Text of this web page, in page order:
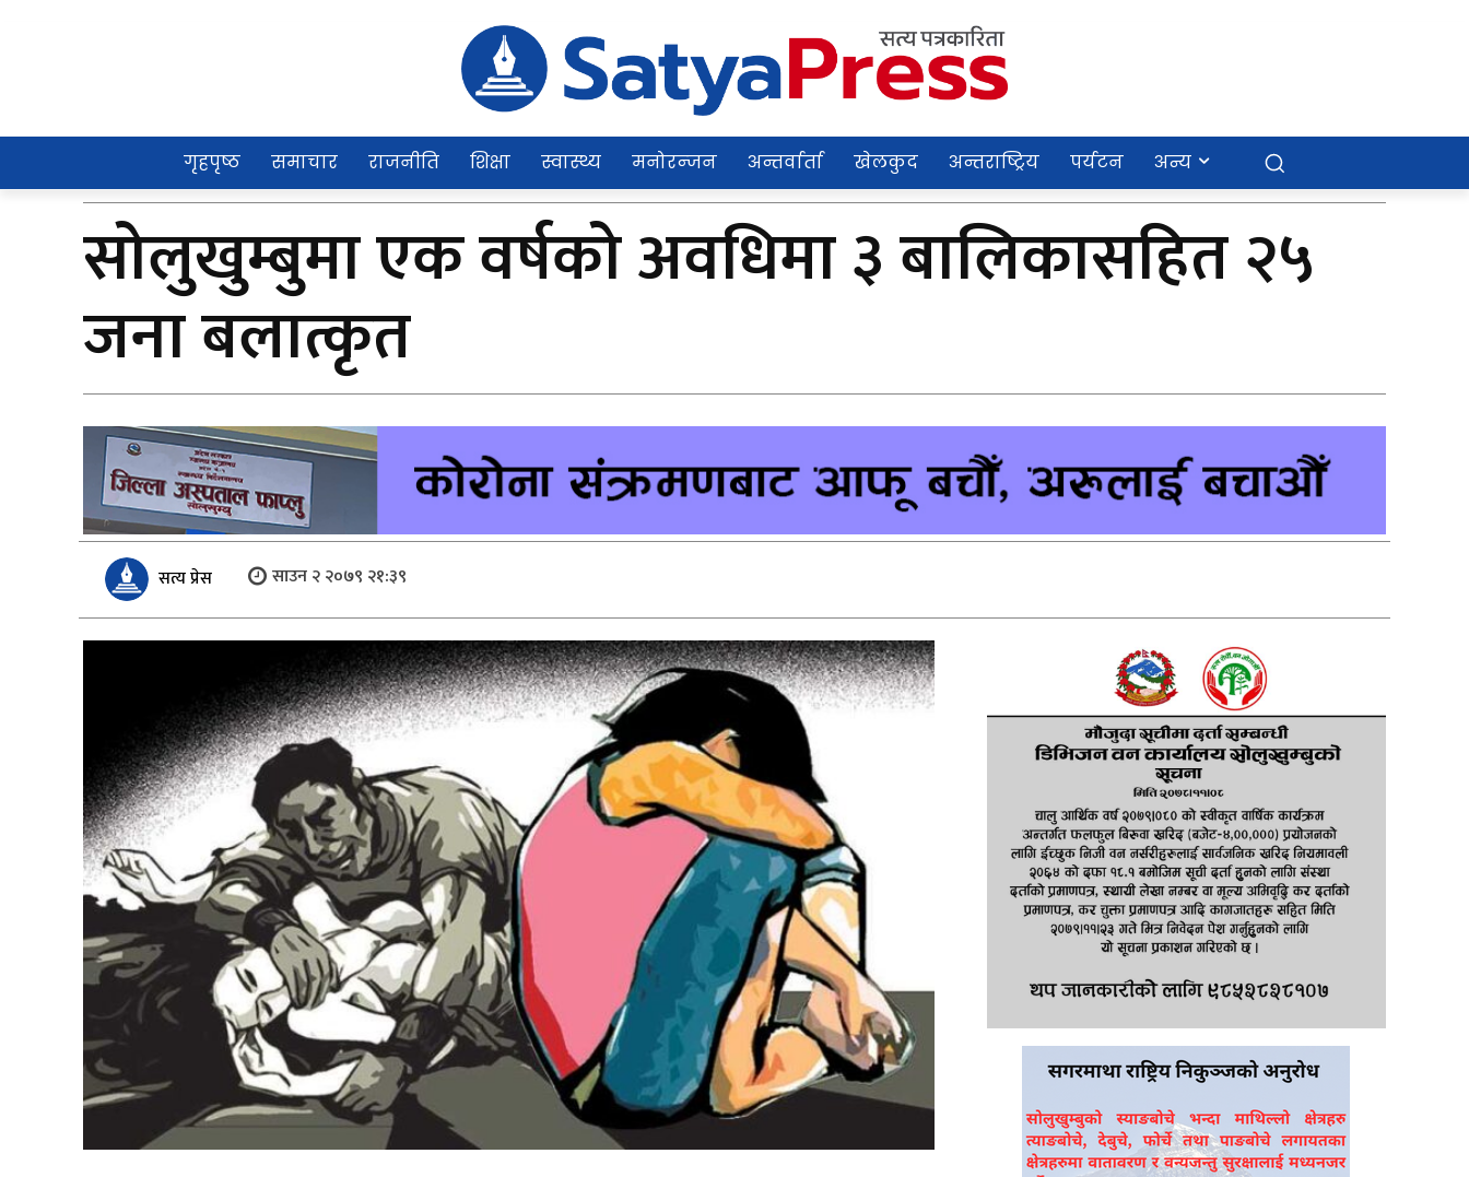
गृहपृष्ठ समाचार राजनीति शिक्षा स्वास्थ्य मनोरन्जन अन्तर्वार्ता खेलकुद अन्तराष्ट्रिय पर्यटन अन्य
सोलुखुम्बुमा एक वर्षको अवधिमा ३ बालिकासहित २५
जना बलात्कृत
सत्य प्रेस साउन २ २०७९ २१:३९